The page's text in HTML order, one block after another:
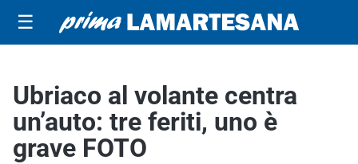
☰
Ubriaco al volante centra
un’auto: tre feriti, uno è
grave FOTO